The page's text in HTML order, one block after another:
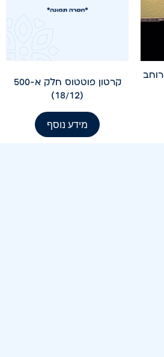
תחתית זהב מלבן 28.5 רוחב
קרטון פוטטוס חלק א-500
(18/12)
מידע נוסף